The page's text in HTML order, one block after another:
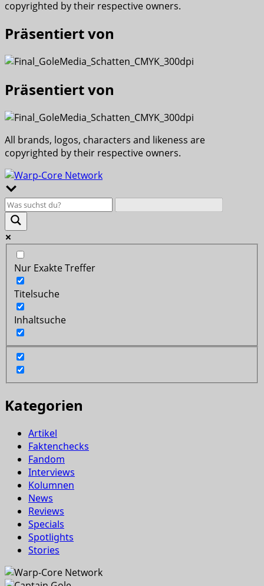
copyrighted by their respective owners.
Präsentiert von
Präsentiert von
All brands, logos, characters and likeness are
copyrighted by their respective owners.
Nur Exakte Treffer
Titelsuche
Inhaltsuche
Kategorien
Artikel
Faktenchecks
Fandom
Interviews
Kolumnen
News
Reviews
Specials
Spotlights
Stories